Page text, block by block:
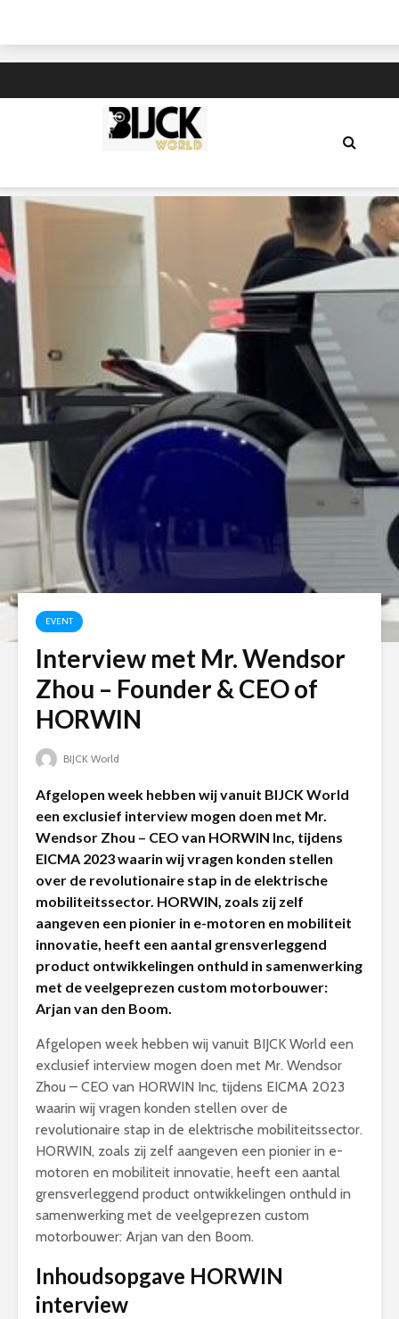
EVENT
Interview met Mr. Wendsor
Zhou – Founder & CEO of
HORWIN
BIJCK World
Afgelopen week hebben wij vanuit BIJCK World
een exclusief interview mogen doen met Mr.
Wendsor Zhou – CEO van HORWIN Inc, tijdens
EICMA 2023 waarin wij vragen konden stellen
over de revolutionaire stap in de elektrische
mobiliteitssector. HORWIN, zoals zij zelf
aangeven een pionier in e-motoren en mobiliteit
innovatie, heeft een aantal grensverleggend
product ontwikkelingen onthuld in samenwerking
met de veelgeprezen custom motorbouwer:
Arjan van den Boom.
Afgelopen week hebben wij vanuit BIJCK World een
exclusief interview mogen doen met Mr. Wendsor
Zhou – CEO van HORWIN Inc, tijdens EICMA 2023
waarin wij vragen konden stellen over de
revolutionaire stap in de elektrische mobiliteitssector.
HORWIN, zoals zij zelf aangeven een pionier in e-
motoren en mobiliteit innovatie, heeft een aantal
grensverleggend product ontwikkelingen onthuld in
samenwerking met de veelgeprezen custom
motorbouwer: Arjan van den Boom.
Inhoudsopgave HORWIN
interview